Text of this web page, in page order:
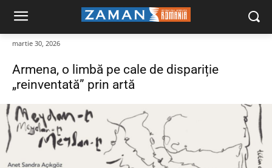
martie 30, 2026
Armena, o limbă pe cale de dispariție
„reinventată” prin artă